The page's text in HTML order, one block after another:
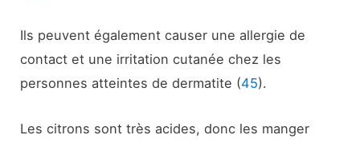
Ils peuvent également causer une allergie de
contact et une irritation cutanée chez les
personnes atteintes de dermatite (45).
Les citrons sont très acides, donc les manger